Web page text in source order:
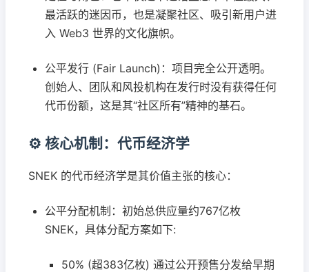
最活跃的迷因币，也是凝聚社区、吸引新用户进
入 Web3 世界的文化旗帜。
公平发行 (Fair Launch)：项目完全公开透明。
创始人、团队和风投机构在发行时没有获得任何
代币份额，这是其“社区所有”精神的基石。
⚙️ 核心机制：代币经济学
SNEK 的代币经济学是其价值主张的核心：
公平分配机制：初始总供应量约767亿枚
SNEK，具体分配方案如下:
50% (超383亿枚) 通过公开预售分发给早期